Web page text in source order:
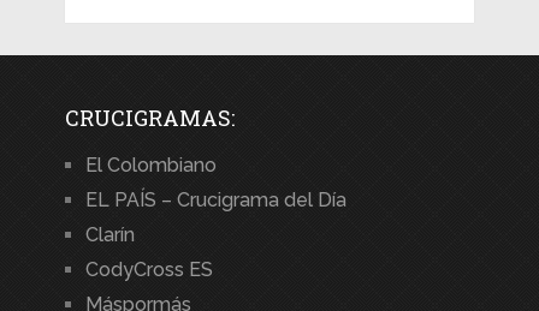
CRUCIGRAMAS:
El Colombiano
EL PAÍS – Crucigrama del Día
Clarín
CodyCross ES
Máspormás